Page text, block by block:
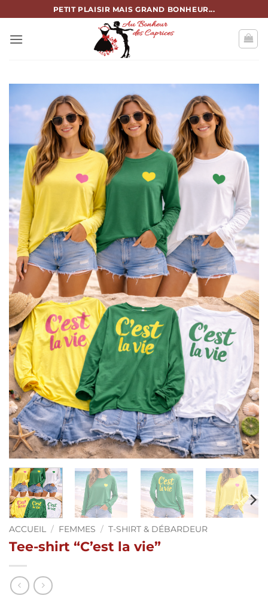
au
contenu
PETIT PLAISIR MAIS GRAND BONHEUR...
ACCUEIL / FEMMES / T-SHIRT & DÉBARDEUR
Tee-shirt “C’est la vie”